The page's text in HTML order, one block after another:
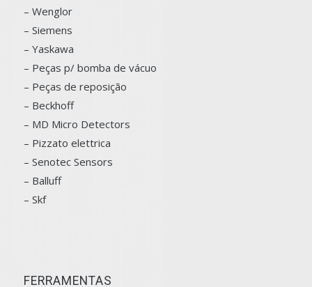
– Wenglor
– Siemens
– Yaskawa
– Peças p/ bomba de vácuo
– Peças de reposição
– Beckhoff
– MD Micro Detectors
– Pizzato elettrica
– Senotec Sensors
– Balluff
– Skf
FERRAMENTAS